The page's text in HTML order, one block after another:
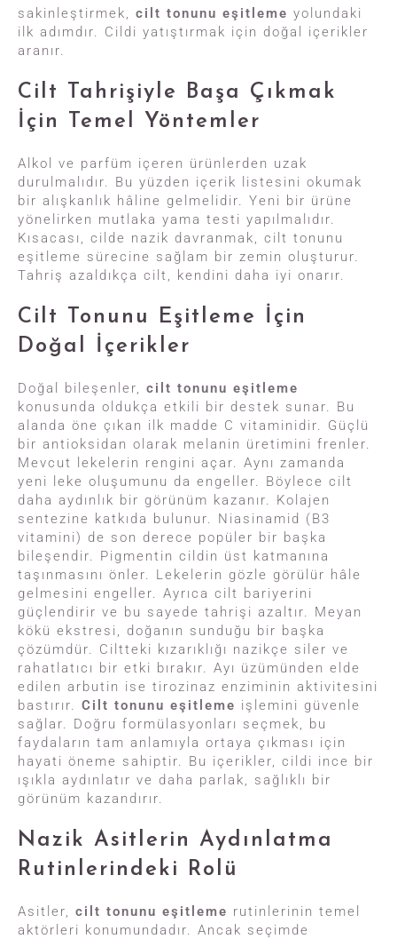
sakinleştirmek, cilt tonunu eşitleme yolundaki
ilk adımdır. Cildi yatıştırmak için doğal içerikler
aranır.
Cilt Tahrişiyle Başa Çıkmak
İçin Temel Yöntemler
Alkol ve parfüm içeren ürünlerden uzak
durulmalıdır. Bu yüzden içerik listesini okumak
bir alışkanlık hâline gelmelidir. Yeni bir ürüne
yönelirken mutlaka yama testi yapılmalıdır.
Kısacası, cilde nazik davranmak, cilt tonunu
eşitleme sürecine sağlam bir zemin oluşturur.
Tahriş azaldıkça cilt, kendini daha iyi onarır.
Cilt Tonunu Eşitleme İçin
Doğal İçerikler
Doğal bileşenler, cilt tonunu eşitleme
konusunda oldukça etkili bir destek sunar. Bu
alanda öne çıkan ilk madde C vitaminidir. Güçlü
bir antioksidan olarak melanin üretimini frenler.
Mevcut lekelerin rengini açar. Aynı zamanda
yeni leke oluşumunu da engeller. Böylece cilt
daha aydınlık bir görünüm kazanır. Kolajen
sentezine katkıda bulunur. Niasinamid (B3
vitamini) de son derece popüler bir başka
bileşendir. Pigmentin cildin üst katmanına
taşınmasını önler. Lekelerin gözle görülür hâle
gelmesini engeller. Ayrıca cilt bariyerini
güçlendirir ve bu sayede tahrişi azaltır. Meyan
kökü ekstresi, doğanın sunduğu bir başka
çözümdür. Ciltteki kızarıklığı nazikçe siler ve
rahatlatıcı bir etki bırakır. Ayı üzümünden elde
edilen arbutin ise tirozinaz enziminin aktivitesini
bastırır. Cilt tonunu eşitleme işlemini güvenle
sağlar. Doğru formülasyonları seçmek, bu
faydaların tam anlamıyla ortaya çıkması için
hayati öneme sahiptir. Bu içerikler, cildi ince bir
ışıkla aydınlatır ve daha parlak, sağlıklı bir
görünüm kazandırır.
Nazik Asitlerin Aydınlatma
Rutinlerindeki Rolü
Asitler, cilt tonunu eşitleme rutinlerinin temel
aktörleri konumundadır. Ancak seçimde